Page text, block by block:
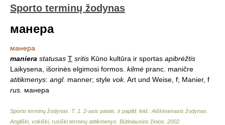
Sporto terminų žodynas
манера
манера
maniera statusas T sritis Kūno kultūra ir sportas apibrėžtis
Laikysena, išorinės elgimosi formos. kilmė pranc. maničre
atitikmenys: angl. manner; style vok. Art und Weise, f; Manier, f
rus. манера
Sporto terminų žodynas. T. 1. 2-asis patais. ir papild. leid.: Aiškinamasis žodynas.
Angliški, vokiški, rusiški terminų atitikmenys. Būtiniausios žinios 2002